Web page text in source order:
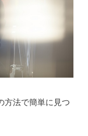
方法で簡単に見つ